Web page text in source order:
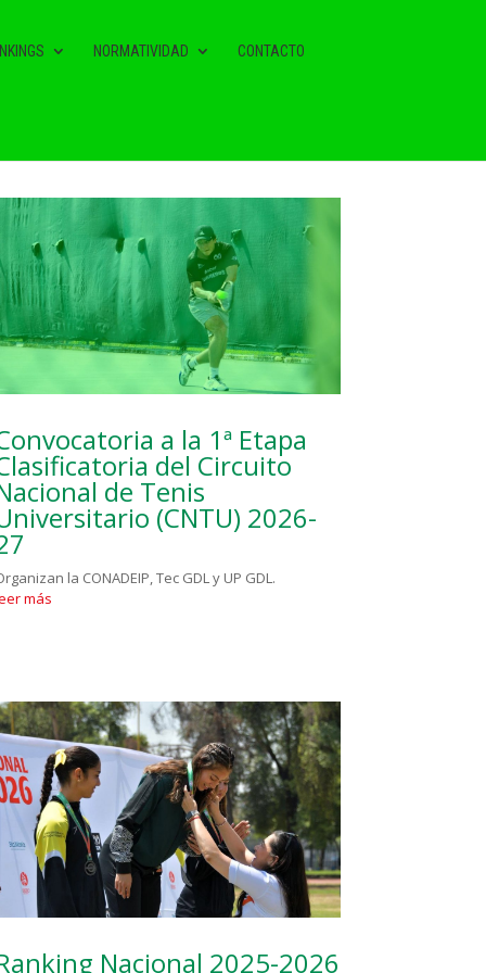
NORMATIVIDAD CONTACTO
a la 1ª Etapa
del Circuito
de Tenis
(CNTU) 2026-
la CONADEIP, Tec GDL y UP GDL.
más
Nacional 2025-2026